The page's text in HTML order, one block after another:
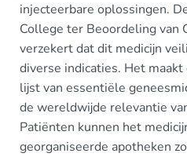
injecteerbare oplossingen.
College ter Beoordeling van
verzekert dat dit medicijn
diverse indicaties. Het
lijst van essentiële
de wereldwijde relevantie
Patiënten kunnen het
georganiseerde apotheken